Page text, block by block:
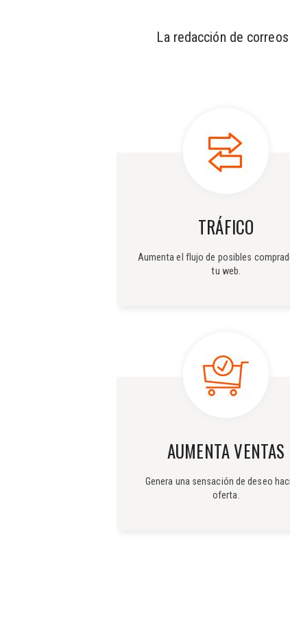
La redacción de
TRÁFICO
Aumenta el flujo de posibles
tu web.
AUMENTA VENTAS
Genera una sensación de deseo
oferta.